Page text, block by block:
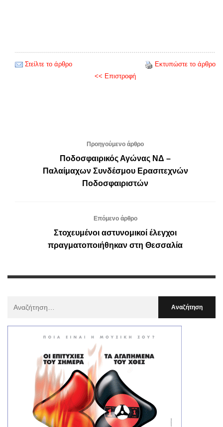
Στείλτε το άρθρο
Εκτυπώστε το άρθρο
<< Επιστροφή
Προηγούμενο άρθρο
Ποδοσφαιρικός Αγώνας ΝΔ –
Παλαίμαχων Συνδέσμου Ερασιτεχνών
Ποδοσφαιριστών
Επόμενο άρθρο
Στοχευμένοι αστυνομικοί έλεγχοι
πραγματοποιήθηκαν στη Θεσσαλία
: